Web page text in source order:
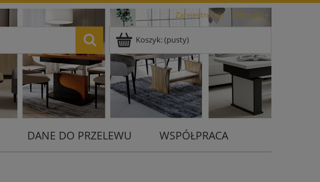
Zarejestruj się Zaloguj się
Koszyk:(pusty)
DANE DO PRZELEWU
WSPÓŁPRACA